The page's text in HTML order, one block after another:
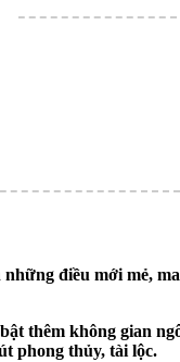
điều mới mẻ,
không gian
phong thủy, tài lộc.